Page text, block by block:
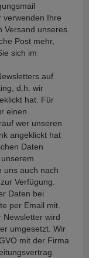
verwenden Ihre
Versand unseres
Post mehr,
sich im
auf
d.h. wir
hat. Für
einen
wer unseren
angeklickt hat
Daten
uns auch nach
Verfügung.
Daten bei
per Email mit.
Newsletter wird
umgesetzt. Wir
mit der Firma